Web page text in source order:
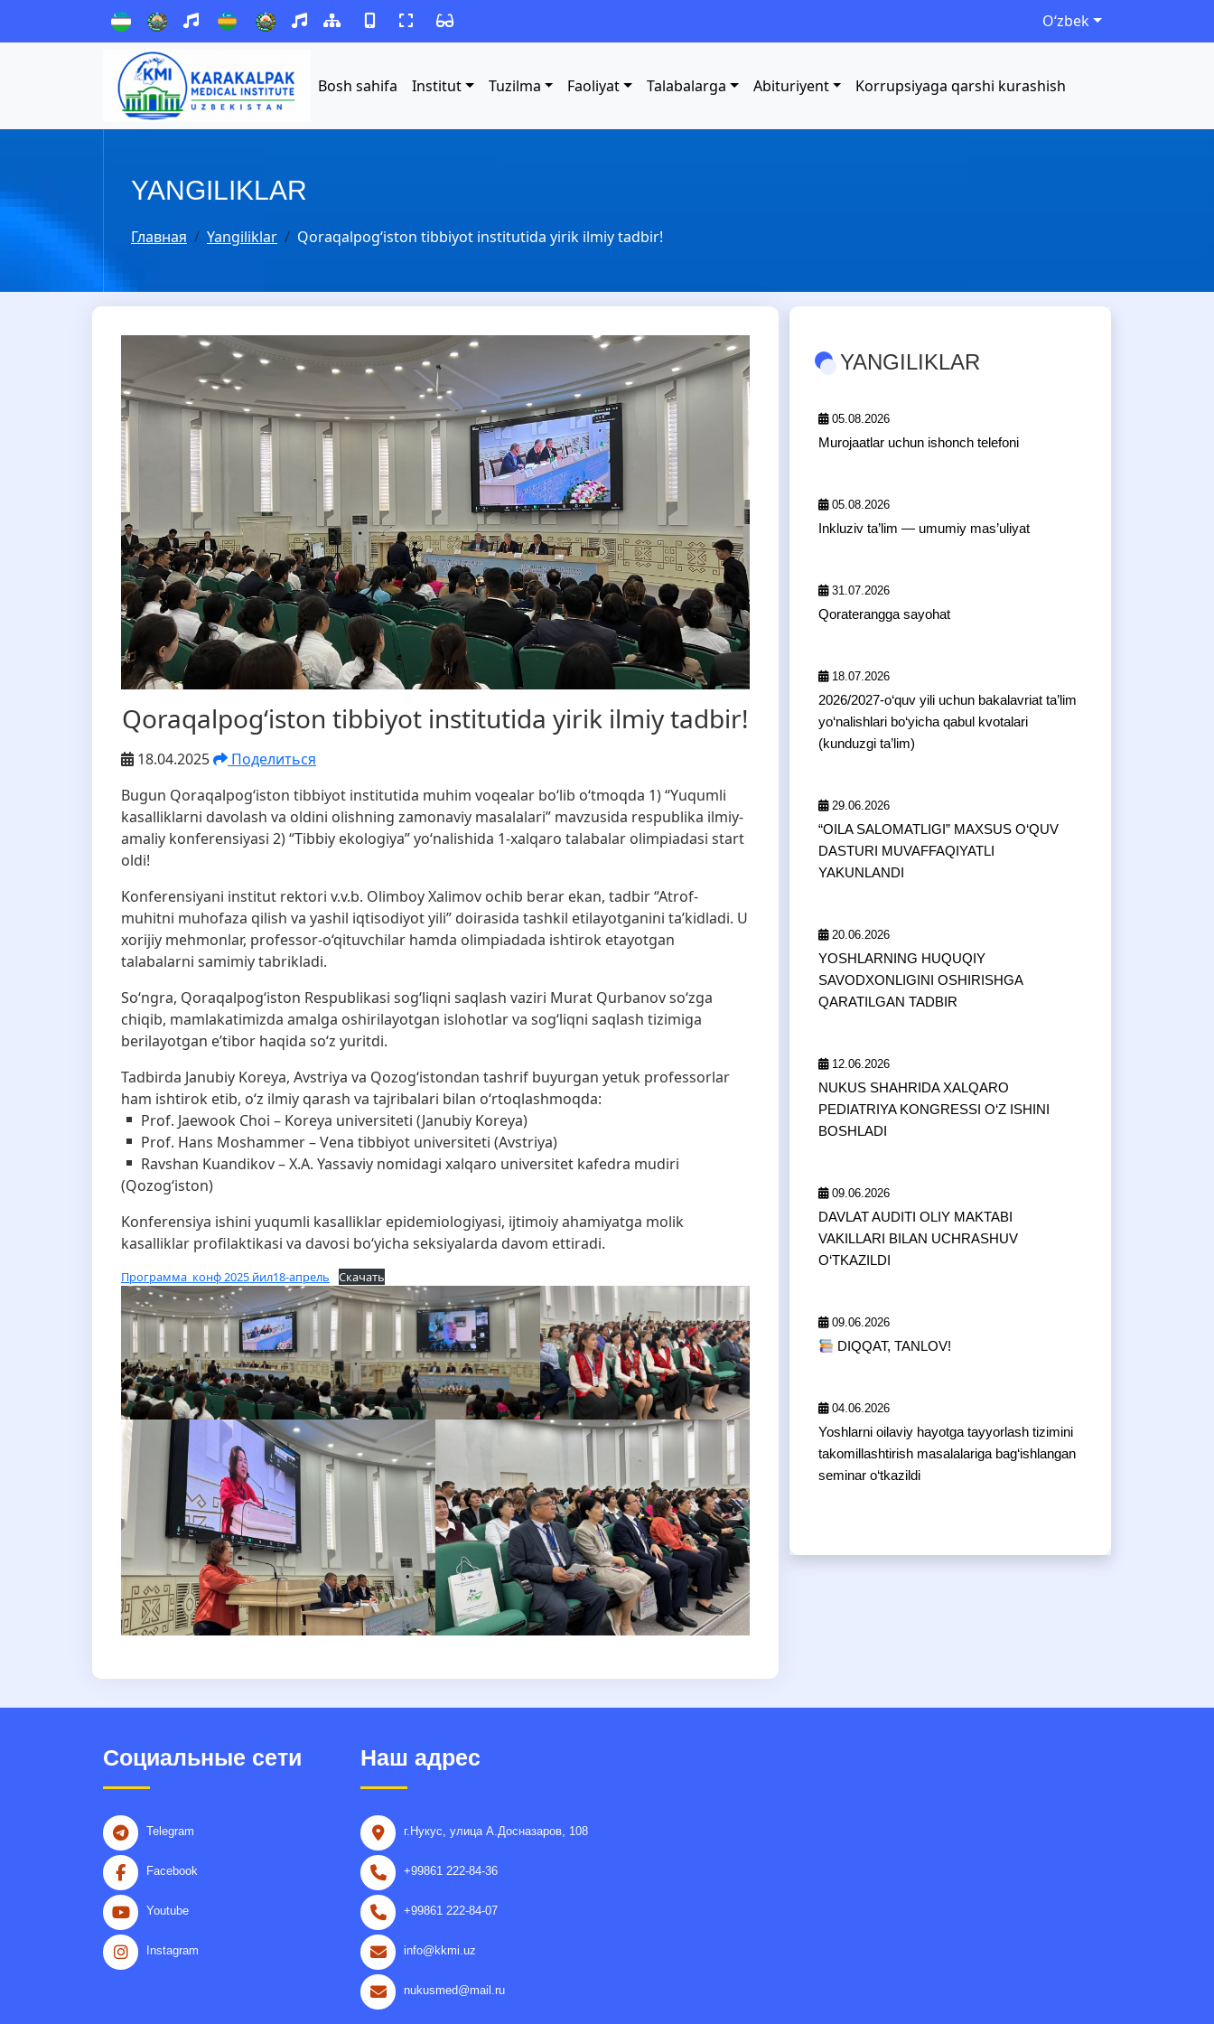
Oʻzbek
Bosh sahifa Institut Tuzilma Faoliyat Talabalarga Abituriyent Korrupsiyaga qarshi kurashish
YANGILIKLAR
Главная Yangiliklar Qoraqalpog‘iston tibbiyot institutida yirik ilmiy tadbir!
Qoraqalpog‘iston tibbiyot institutida yirik ilmiy tadbir!
18.04.2025
Поделиться
Bugun Qoraqalpog‘iston tibbiyot institutida muhim voqealar bo‘lib o‘tmoqda 1) “Yuqumli
kasalliklarni davolash va oldini olishning zamonaviy masalalari” mavzusida respublika ilmiy-
amaliy konferensiyasi 2) “Tibbiy ekologiya” yo‘nalishida 1-xalqaro talabalar olimpiadasi start
oldi!
Konferensiyani institut rektori v.v.b. Olimboy Xalimov ochib berar ekan, tadbir “Atrof-
muhitni muhofaza qilish va yashil iqtisodiyot yili” doirasida tashkil etilayotganini ta’kidladi. U
xorijiy mehmonlar, professor-o‘qituvchilar hamda olimpiadada ishtirok etayotgan
talabalarni samimiy tabrikladi.
So‘ngra, Qoraqalpog‘iston Respublikasi sog‘liqni saqlash vaziri Murat Qurbanov so‘zga
chiqib, mamlakatimizda amalga oshirilayotgan islohotlar va sog‘liqni saqlash tizimiga
berilayotgan e’tibor haqida so‘z yuritdi.
Tadbirda Janubiy Koreya, Avstriya va Qozog‘istondan tashrif buyurgan yetuk professorlar
ham ishtirok etib, o‘z ilmiy qarash va tajribalari bilan o‘rtoqlashmoqda:
Prof. Jaewook Choi – Koreya universiteti (Janubiy Koreya)
Prof. Hans Moshammer – Vena tibbiyot universiteti (Avstriya)
Ravshan Kuandikov – X.A. Yassaviy nomidagi xalqaro universitet kafedra mudiri
(Qozog‘iston)
Konferensiya ishini yuqumli kasalliklar epidemiologiyasi, ijtimoiy ahamiyatga molik
kasalliklar profilaktikasi va davosi bo‘yicha seksiyalarda davom ettiradi.
Программа_конф 2025 йил18-апрель Скачать
YANGILIKLAR
05.08.2026
Murojaatlar uchun ishonch telefoni
05.08.2026
Inkluziv ta’lim — umumiy mas’uliyat
31.07.2026
Qoraterangga sayohat
18.07.2026
2026/2027-o‘quv yili uchun bakalavriat ta’lim
yo‘nalishlari bo‘yicha qabul kvotalari
(kunduzgi ta’lim)
29.06.2026
“OILA SALOMATLIGI” MAXSUS O‘QUV
DASTURI MUVAFFAQIYATLI
YAKUNLANDI
20.06.2026
YOSHLARNING HUQUQIY
SAVODXONLIGINI OSHIRISHGA
QARATILGAN TADBIR
12.06.2026
NUKUS SHAHRIDA XALQARO
PEDIATRIYA KONGRESSI O‘Z ISHINI
BOSHLADI
09.06.2026
DAVLAT AUDITI OLIY MAKTABI
VAKILLARI BILAN UCHRASHUV
O‘TKAZILDI
09.06.2026
DIQQAT, TANLOV!
04.06.2026
Yoshlarni oilaviy hayotga tayyorlash tizimini
takomillashtirish masalalariga bag‘ishlangan
seminar o‘tkazildi
Социальные сети
Telegram
Facebook
Youtube
Instagram
Наш адрес
г.Нукус, улица A.Досназаров, 108
+99861 222-84-36
+99861 222-84-07
info@kkmi.uz
nukusmed@mail.ru